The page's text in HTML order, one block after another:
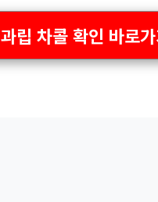
과립 차콜 확인 바로